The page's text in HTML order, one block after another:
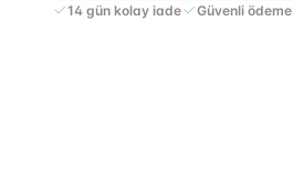
14 gün kolay iade Güvenli ödeme